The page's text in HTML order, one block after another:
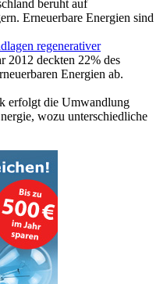
beruht auf
Erneuerbare Energien sind
regenerativer
2012 deckten 22% des
Energien ab.
erfolgt die Umwandlung
wozu unterschiedliche